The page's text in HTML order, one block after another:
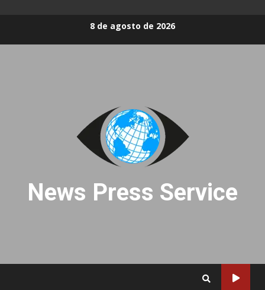
8 de agosto de 2026
News Press Service